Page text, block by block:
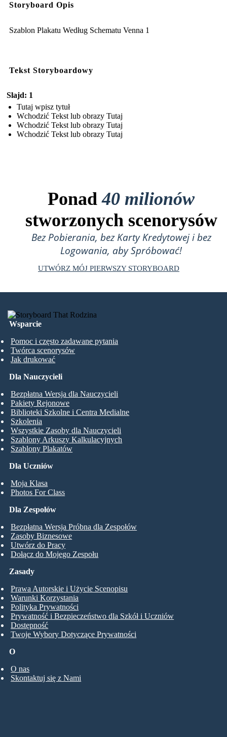
Storyboard Opis
Szablon Plakatu Według Schematu Venna 1
Tekst Storyboardowy
Slajd: 1
Tutaj wpisz tytuł
Wchodzić Tekst lub obrazy Tutaj
Wchodzić Tekst lub obrazy Tutaj
Wchodzić Tekst lub obrazy Tutaj
Ponad40 milionów
stworzonych scenorysów
Bez Pobierania, bez Karty Kredytowej i bez
Logowania, aby Spróbować!
UTWÓRZ MÓJ PIERWSZY STORYBOARD
Wsparcie
Pomoc i często zadawane pytania
Twórca scenorysów
Jak drukować
Dla Uczniów
Moja Klasa
Photos For Class
Dla Nauczycieli
Bezpłatna Wersja dla Nauczycieli
Pakiety Rejonowe
Biblioteki Szkolne i Centra Medialne
Szkolenia
Wszystkie Zasoby dla Nauczycieli
Szablony Arkuszy Kalkulacyjnych
Szablony Plakatów
Dla Zespołów
Bezpłatna Wersja Próbna dla Zespołów
Zasoby Biznesowe
Utwórz do Pracy
Dołącz do Mojego Zespołu
O
O nas
Skontaktuj się z Nami
Zasady
Prawa Autorskie i Użycie Scenopisu
Warunki Korzystania
Polityka Prywatności
Prywatność i Bezpieczeństwo dla Szkół i Uczniów
Dostępność
Twoje Wybory Dotyczące Prywatności